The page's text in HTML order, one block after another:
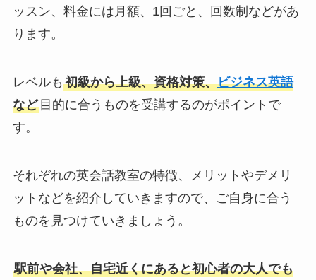
ッスン、料金には月額、1回ごと、回数制などがあ
ります。
レベルも 初級から上級、資格対策、ビジネス英語
など目的に合うものを受講するのがポイントで
す。
それぞれの英会話教室の特徴、メリットやデメリ
ットなどを紹介していきますので、ご自身に合う
ものを見つけていきましょう。
駅前や会社、自宅近くにあると初心者の大人でも